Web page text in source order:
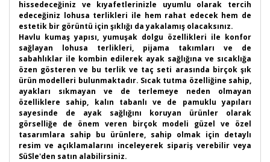
hissedeceğiniz ve kıyafetlerinizle uyumlu olarak tercih
edeceğiniz lohusa terlikleri ile hem rahat edecek hem de
estetik bir görüntü için şıklığı da yakalamış olacaksınız.
Havlu kumaş yapısı, yumuşak dolgu özellikleri ile konfor
sağlayan lohusa terlikleri, pijama takımları ve de
sabahlıklar ile kombin edilerek ayak sağlığına ve sıcaklığa
özen gösteren ve bu terlik ve taç seti arasında birçok şık
ürün modelleri bulunmaktadır. Sıcak tutma özelliğine sahip,
ayakları sıkmayan ve de terlemeye neden olmayan
özelliklere sahip, kalın tabanlı ve de pamuklu yapıları
sayesinde de ayak sağlığını koruyan ürünler olarak
görselliğe de önem veren birçok modeli güzel ve özel
tasarımlara sahip bu ürünlere, sahip olmak için detaylı
resim ve açıklamalarını inceleyerek sipariş verebilir veya
SüSle'den satın alabilirsiniz.